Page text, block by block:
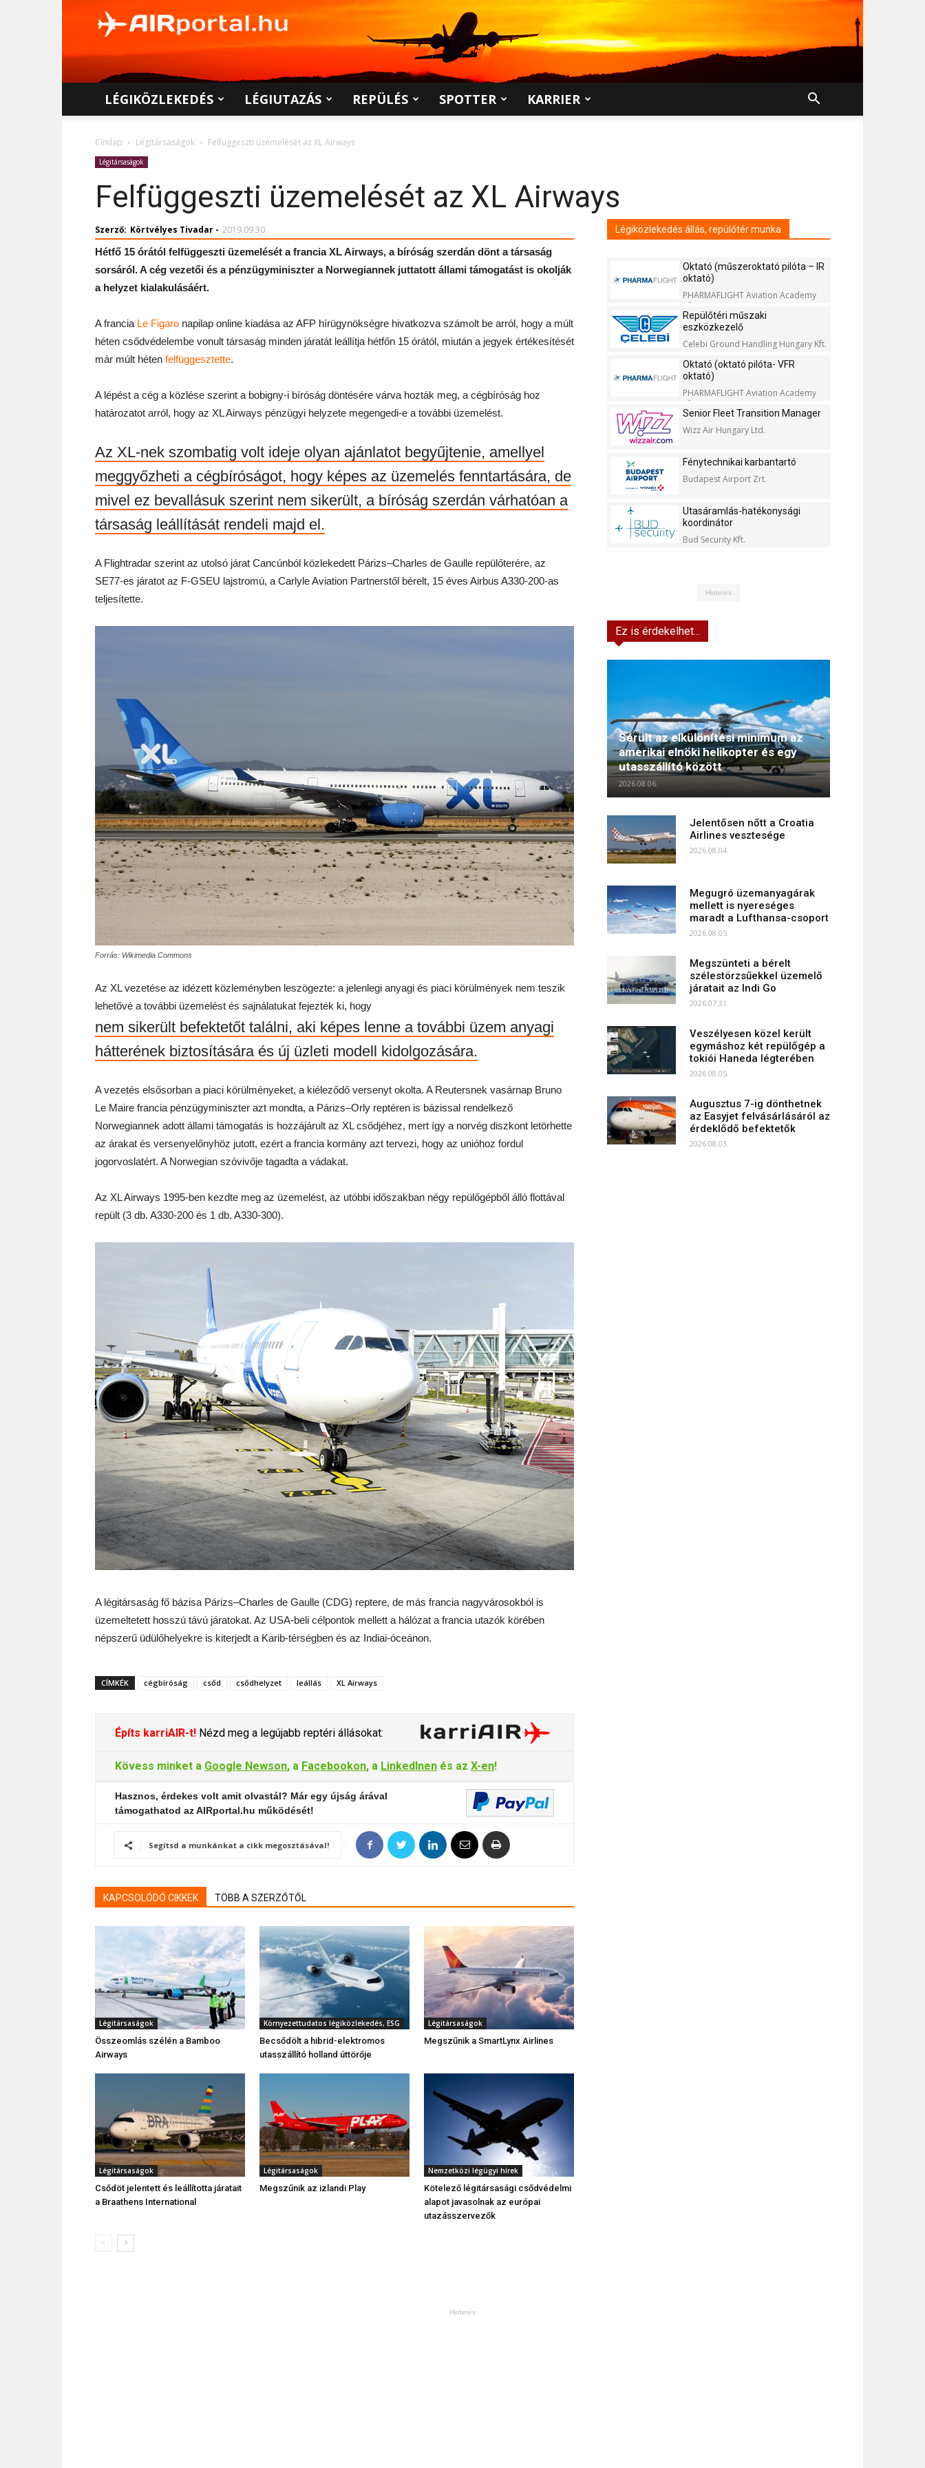
LÉGIKÖZLEKEDÉS LÉGIUTAZÁS REPÜLÉS SPOTTER KARRIER
Címlap Légitársaságok Felfüggeszti üzemelését az XL Airways
Légitársaságok
Felfüggeszti üzemelését az XL Airways
Szerző: Körtvélyes Tivadar - 2019.09.30.
Hétfő 15 órától felfüggeszti üzemelését a francia XL Airways, a bíróság szerdán dönt a társaság
sorsáról. A cég vezetői és a pénzügyminiszter a Norwegiannek juttatott állami támogatást is okolják
a helyzet kialakulásáért.
A francia Le Figaro napilap online kiadása az AFP hírügynökségre hivatkozva számolt be arról, hogy a múlt
héten csődvédelembe vonult társaság minden járatát leállítja hétfőn 15 órától, miután a jegyek értékesítését
már múlt héten felfüggesztette.
A lépést a cég a közlése szerint a bobigny-i bíróság döntésére várva hozták meg, a cégbíróság hoz
határozatot arról, hogy az XL Airways pénzügyi helyzete megengedi-e a további üzemelést.
Az XL-nek szombatig volt ideje olyan ajánlatot begyűjtenie, amellyel
meggyőzheti a cégbíróságot, hogy képes az üzemelés fenntartására, de
mivel ez bevallásuk szerint nem sikerült, a bíróság szerdán várhatóan a
társaság leállítását rendeli majd el.
A Flightradar szerint az utolsó járat Cancúnból közlekedett Párizs–Charles de Gaulle repülőterére, az
SE77-es járatot az F-GSEU lajstromú, a Carlyle Aviation Partnerstől bérelt, 15 éves Airbus A330-200-as
teljesítette.
Forrás: Wikimedia Commons
Az XL vezetése az idézett közleményben leszögezte: a jelenlegi anyagi és piaci körülmények nem teszik
lehetővé a további üzemelést és sajnálatukat fejezték ki, hogy
nem sikerült befektetőt találni, aki képes lenne a további üzem anyagi
hátterének biztosítására és új üzleti modell kidolgozására.
A vezetés elsősorban a piaci körülményeket, a kiéleződő versenyt okolta. A Reutersnek vasárnap Bruno
Le Maire francia pénzügyminiszter azt mondta, a Párizs–Orly reptéren is bázissal rendelkező
Norwegiannek adott állami támogatás is hozzájárult az XL csődjéhez, mert így a norvég diszkont letörhette
az árakat és versenyelőnyhöz jutott, ezért a francia kormány azt tervezi, hogy az unióhoz fordul
jogorvoslatért. A Norwegian szóvivője tagadta a vádakat.
Az XL Airways 1995-ben kezdte meg az üzemelést, az utóbbi időszakban négy repülőgépből álló flottával
repült (3 db. A330-200 és 1 db. A330-300).
A légitársaság fő bázisa Párizs–Charles de Gaulle (CDG) reptere, de más francia nagyvárosokból is
üzemeltetett hosszú távú járatokat. Az USA-beli célpontok mellett a hálózat a francia utazók körében
népszerű üdülőhelyekre is kiterjedt a Karib-térségben és az Indiai-óceánon.
CÍMKÉK cégbíróság csőd csődhelyzet leállás XL Airways
Építs karriAIR-t! Nézd meg a legújabb reptéri állásokat:
Kövess minket a Google Newson, a Facebookon, a LinkedInen és az X-en!
Hasznos, érdekes volt amit olvastál? Már egy újság árával
támogathatod az AIRportal.hu működését!
Segítsd a munkánkat a cikk megosztásával!
KAPCSOLÓDÓ CIKKEK TÖBB A SZERZŐTŐL
Légitársaságok
Összeomlás szélén a Bamboo
Airways
Környezettudatos légiközlekedés, ESG
Becsődölt a hibrid-elektromos
utasszállító holland úttörője
Légitársaságok
Megszűnik a SmartLynx Airlines
Légitársaságok
Csődöt jelentett és leállította járatait
a Braathens International
Légitársaságok
Megszűnik az izlandi Play
Nemzetközi légügyi hírek
Kötelező légitársasági csődvédelmi
alapot javasolnak az európai
utazásszervezők
Légiközlekedés állás, repülőtér munka
Oktató (műszeroktató pilóta – IR
oktató)
PHARMAFLIGHT Aviation Academy
Kft.
Repülőtéri műszaki
eszközkezelő
Celebi Ground Handling Hungary Kft.
Oktató (oktató pilóta- VFR
oktató)
PHARMAFLIGHT Aviation Academy
Kft.
Senior Fleet Transition Manager
Wizz Air Hungary Ltd.
Fénytechnikai karbantartó
Budapest Airport Zrt.
Utasáramlás-hatékonysági
koordinátor
Bud Security Kft.
Hirdetés
Ez is érdekelhet...
Sérült az elkülönítési minimum az
amerikai elnöki helikopter és egy
utasszállító között
2026.08.06.
Jelentősen nőtt a Croatia
Airlines vesztesége
2026.08.04.
Megugró üzemanyagárak
mellett is nyereséges
maradt a Lufthansa-csoport
2026.08.05.
Megszünteti a bérelt
szélestörzsűekkel üzemelő
járatait az Indi Go
2026.07.31.
Veszélyesen közel került
egymáshoz két repülőgép a
tokiói Haneda légterében
2026.08.05.
Augusztus 7-ig dönthetnek
az Easyjet felvásárlásáról az
érdeklődő befektetők
2026.08.03.
Hirdetés